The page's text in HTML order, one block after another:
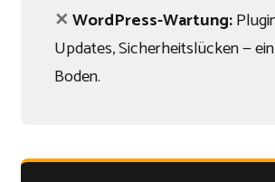
✕WordPress-Wartung:
Updates, Sicherheitslücken —
Boden.